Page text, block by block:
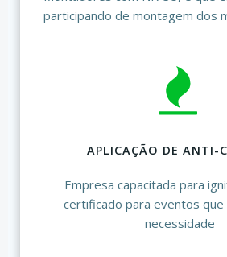
participando de montagem dos
APLICAÇÃO DE ANTI-
Empresa capacitada para
certificado para eventos
necessidade